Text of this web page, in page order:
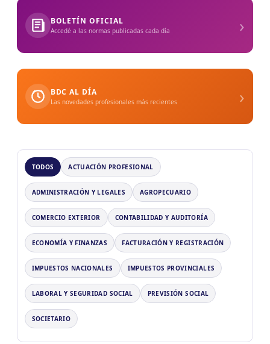
BOLETÍN OFICIAL
Accedé a las normas publicadas cada día ›
BDC AL DÍA
Las novedades profesionales más recientes ›
TODOS ACTUACIÓN PROFESIONAL
ADMINISTRACIÓN Y LEGALES AGROPECUARIO
COMERCIO EXTERIOR CONTABILIDAD Y AUDITORÍA
ECONOMÍA Y FINANZAS FACTURACIÓN Y REGISTRACIÓN
IMPUESTOS NACIONALES IMPUESTOS PROVINCIALES
LABORAL Y SEGURIDAD SOCIAL PREVISIÓN SOCIAL
SOCIETARIO